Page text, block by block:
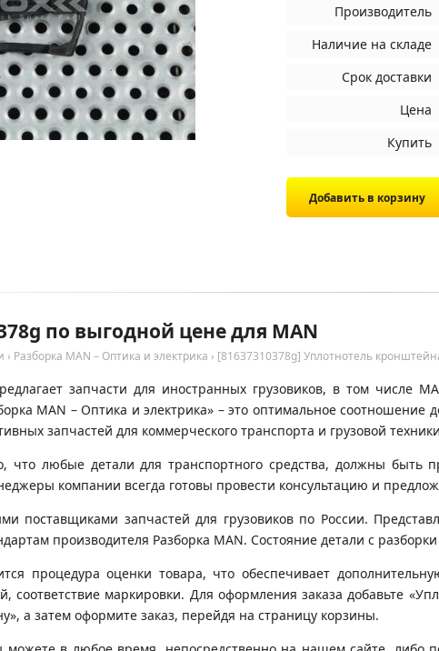
Производитель
Наличие на складе
Срок доставки
Цена
Купить
по выгодной цене для MAN
› Разборка MAN – Оптика и электрика › [81637310378g] Уплотнотель
запчасти для иностранных грузовиков, в том числе
MAN – Оптика и электрика» – это оптимальное
запчастей для коммерческого транспорта и грузовой
что любые детали для транспортного средства, должны
компании всегда готовы провести консультацию и
поставщиками запчастей для грузовиков по России.
производителя Разборка MAN. Состояние детали с
процедура оценки товара, что обеспечивает
соответствие маркировки. Для оформления заказа добавьте
а затем оформите заказ, перейдя на страницу корзины.